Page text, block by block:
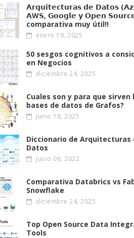
𝗔𝗿𝗾𝘂𝗶𝘁𝗲𝗰𝘁𝘂𝗿𝗮𝘀 𝗱𝗲 𝗗𝗮𝘁𝗼𝘀
𝗔W𝗦, 𝗚𝗼𝗼𝗴𝗹𝗲 𝘆 𝗢𝗽𝗲𝗻
comparativa muy útil!!
enero 19, 2025
50 sesgos cognitivos a
en Negocios
diciembre 24, 2025
Cuales son y para que sirven
bases de datos de Grafos?
junio 18, 2025
Diccionario de Arquitecturas
Datos
junio 06, 2022
Comparativa Databrics vs
Snowflake
diciembre 24, 2025
Top Open Source Data
Tools